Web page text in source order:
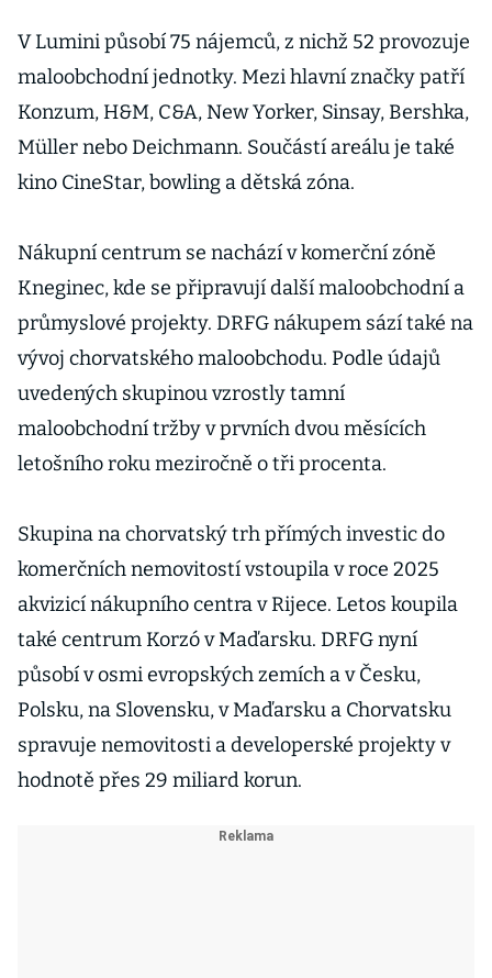
V Lumini působí 75 nájemců, z nichž 52 provozuje
maloobchodní jednotky. Mezi hlavní značky patří
Konzum, H&M, C&A, New Yorker, Sinsay, Bershka,
Müller nebo Deichmann. Součástí areálu je také
kino CineStar, bowling a dětská zóna.
Nákupní centrum se nachází v komerční zóně
Kneginec, kde se připravují další maloobchodní a
průmyslové projekty. DRFG nákupem sází také na
vývoj chorvatského maloobchodu. Podle údajů
uvedených skupinou vzrostly tamní
maloobchodní tržby v prvních dvou měsících
letošního roku meziročně o tři procenta.
Skupina na chorvatský trh přímých investic do
komerčních nemovitostí vstoupila v roce 2025
akvizicí nákupního centra v Rijece. Letos koupila
také centrum Korzó v Maďarsku. DRFG nyní
působí v osmi evropských zemích a v Česku,
Polsku, na Slovensku, v Maďarsku a Chorvatsku
spravuje nemovitosti a developerské projekty v
hodnotě přes 29 miliard korun.